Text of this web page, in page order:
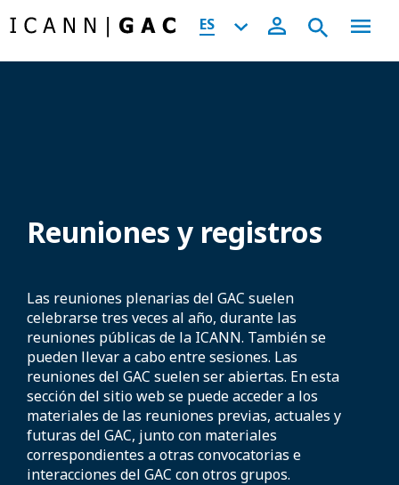
ES
Reuniones y registros
Las reuniones plenarias del GAC suelen
celebrarse tres veces al año, durante las
reuniones públicas de la ICANN. También se
pueden llevar a cabo entre sesiones. Las
reuniones del GAC suelen ser abiertas. En esta
sección del sitio web se puede acceder a los
materiales de las reuniones previas, actuales y
futuras del GAC, junto con materiales
correspondientes a otras convocatorias e
interacciones del GAC con otros grupos.